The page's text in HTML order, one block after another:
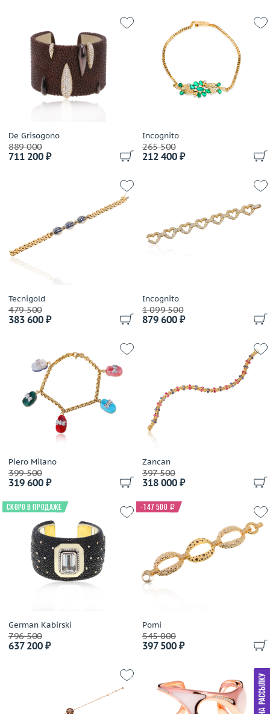
De Grisogono
889 000
711 200 ₽
Incognito
265 500
212 400 ₽
Tecnigold
479 500
383 600 ₽
Incognito
1 099 500
879 600 ₽
Piero Milano
399 500
319 600 ₽
Zancan
397 500
318 000 ₽
German Kabirski
796 500
637 200 ₽
Скоро в продаже
Pomi
545 000
397 500 ₽
-147 500 i